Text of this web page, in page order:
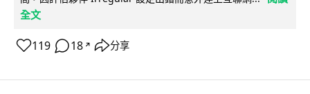
全文
119 18 ↗ 分享